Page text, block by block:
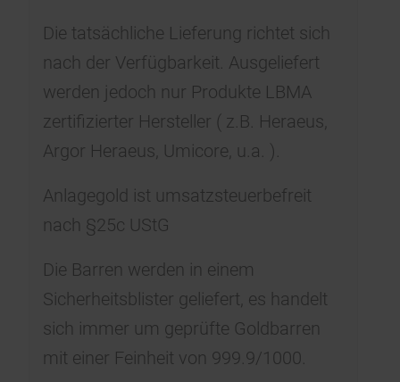
Die tatsächliche Lieferung richtet sich
nach der Verfügbarkeit. Ausgeliefert
werden jedoch nur Produkte LBMA
zertifizierter Hersteller ( z.B. Heraeus,
Argor Heraeus, Umicore, u.a. ).
Anlagegold ist umsatzsteuerbefreit
nach §25c UStG
Die Barren werden in einem
Sicherheitsblister geliefert, es handelt
sich immer um geprüfte Goldbarren
mit einer Feinheit von 999.9/1000.